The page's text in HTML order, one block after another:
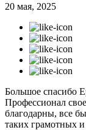
20 мая, 2025
Большое спасибо
Профессионал
благодарны, все
таких грамотных